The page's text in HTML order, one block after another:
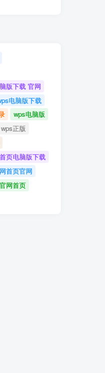
版下载 官网
电脑版下载
wps电脑版
wps正版
页电脑版下载
首页官网
网首页